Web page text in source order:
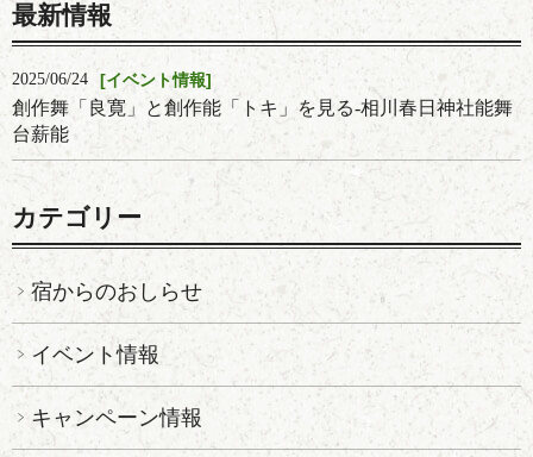
最新情報
2025/06/24 イベント情報
創作舞「良寛」と創作能「トキ」を見る-相川春日神社能舞
台薪能
カテゴリー
宿からのおしらせ
イベント情報
キャンペーン情報